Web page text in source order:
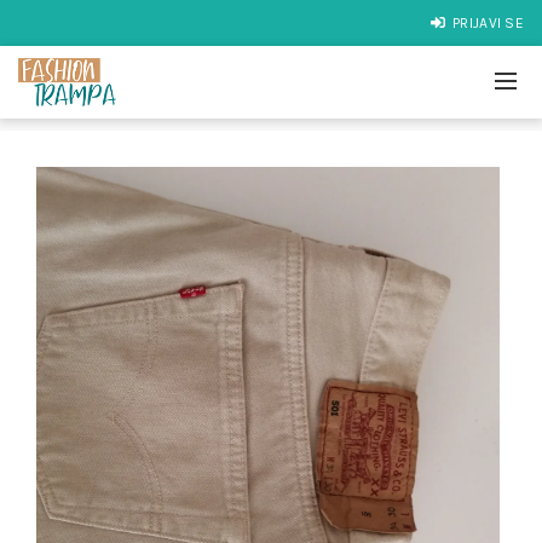
PRIJAVI SE